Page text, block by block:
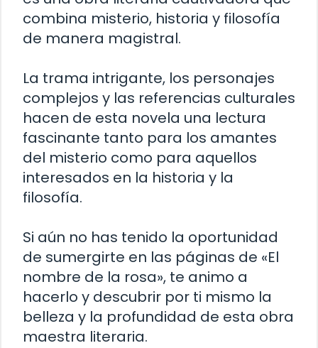
combina misterio, historia y filosofía
de manera magistral.
La trama intrigante, los personajes
complejos y las referencias culturales
hacen de esta novela una lectura
fascinante tanto para los amantes
del misterio como para aquellos
interesados en la historia y la
filosofía.
Si aún no has tenido la oportunidad
de sumergirte en las páginas de «El
nombre de la rosa», te animo a
hacerlo y descubrir por ti mismo la
belleza y la profundidad de esta obra
maestra literaria.